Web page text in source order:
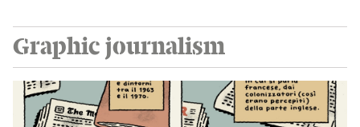
Graphic journalism